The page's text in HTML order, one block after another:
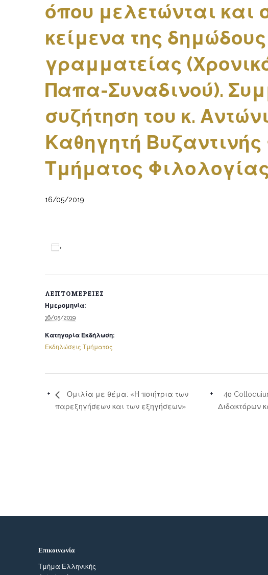
όπου μελετώνται και
κείμενα της
γραμματείας
Παπα-Συναδινού).
συζήτηση του κ.
Καθηγητή
Τμήματος
16/05/2019
ΛΕΠΤΟΜΈΡΕΙΕΣ
Ημερομηνία:
16/05/2019
Κατηγορία Εκδήλωση:
Εκδηλώσεις Τμήματος
Ομιλία με θέμα: «Η ποιήτρια των
παρεξηγήσεων και των εξηγήσεων»
4ο
Διδακτόρων
Επικοινωνία
Τμήμα Ελληνικής